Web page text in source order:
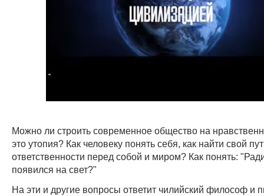
Можно ли строить современное общество на
это утопия? Как человеку понять себя, как найти свой
ответственности перед собой и миром? Как понять:
появился на свет?"
На эти и другие вопросы ответит чилийский философ и